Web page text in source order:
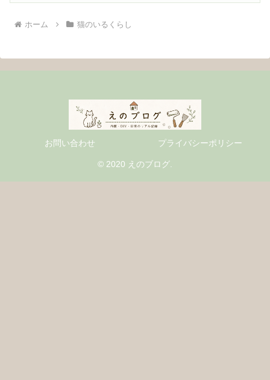
ホーム 猫のいるくらし
お問い合わせ プライバシーポリシー
© 2020 えのブログ.